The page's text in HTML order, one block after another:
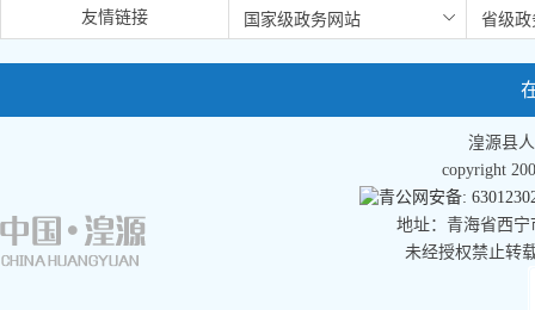
友情链接
湟源县
copyright
青公网安备:
地址：青海省西
未经授权禁止转